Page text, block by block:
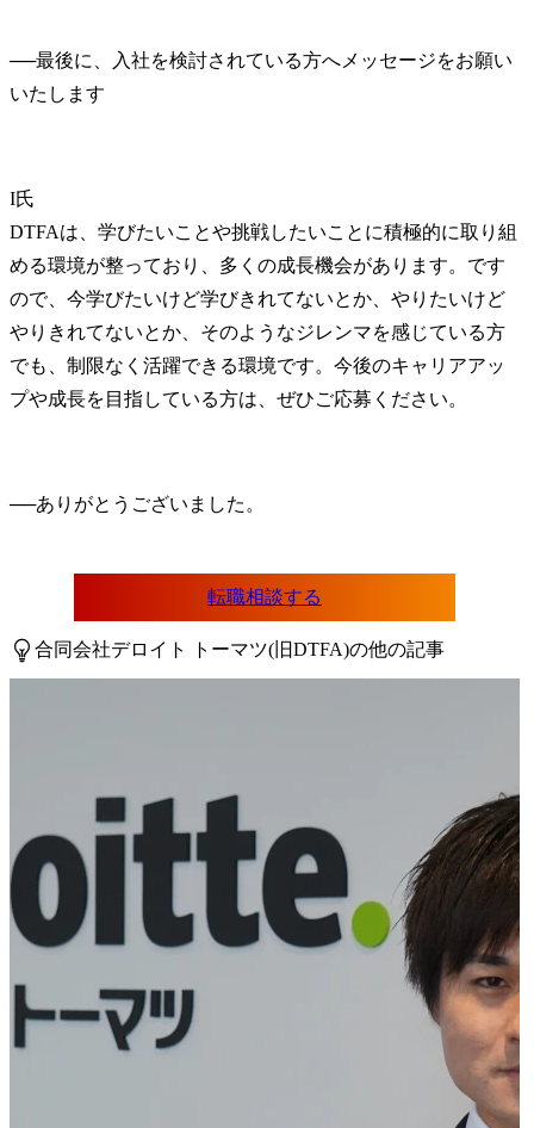
──最後に、入社を検討されている方へメッセージをお願い
I氏
DTFAは、学びたいことや挑戦したいことに積極的に取り組
める環境が整っており、多くの成長機会があります。です
ので、今学びたいけど学びきれてないとか、やりたいけど
やりきれてないとか、そのようなジレンマを感じている方
でも、制限なく活躍できる環境です。今後のキャリアアッ
プや成長を目指している方は、ぜひご応募ください。
──
転職相談する
合同会社デロイト トーマツ(旧DTFA)の他の記事